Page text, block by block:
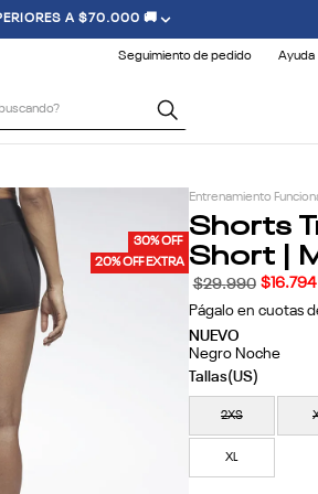
A $70.000 🚚
Seguimiento de pedido Ayuda
30% OFF
20% OFF EXTRA
Entrenamiento
Shorts
Short |
$29.990 $16.794
Págalo en cuotas
NUEVO
Negro Noche
2XS
XL